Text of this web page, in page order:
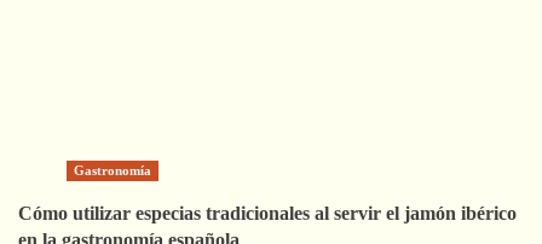
Gastronomía
Cómo utilizar especias tradicionales al servir el jamón ibérico
en la gastronomía española